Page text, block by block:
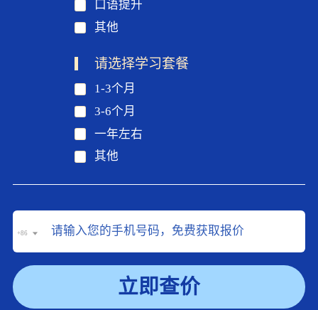
口语提升
其他
请选择学习套餐
1-3个月
3-6个月
一年左右
其他
+86
立即查价